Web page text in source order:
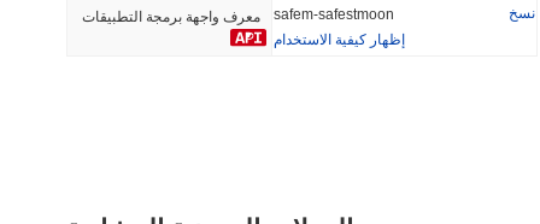
معرف واجهة برمجة التطبيقات safem-safestmoon
نسخ
إظهار كيفية الاستخدام